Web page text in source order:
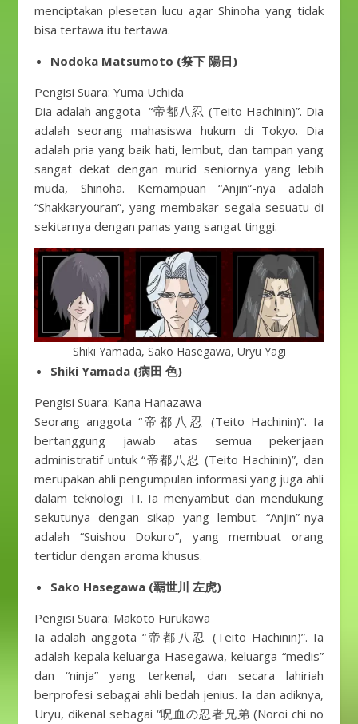
menciptakan plesetan lucu agar Shinoha yang tidak
bisa tertawa itu tertawa.
Nodoka Matsumoto (祭下 陽日)
Pengisi Suara: Yuma Uchida
Dia adalah anggota “帝都八忍 (Teito Hachinin)”. Dia
adalah seorang mahasiswa hukum di Tokyo. Dia
adalah pria yang baik hati, lembut, dan tampan yang
sangat dekat dengan murid seniornya yang lebih
muda, Shinoha. Kemampuan “Anjin”-nya adalah
“Shakkaryouran”, yang membakar segala sesuatu di
sekitarnya dengan panas yang sangat tinggi.
Shiki Yamada, Sako Hasegawa, Uryu Yagi
Shiki Yamada (病田 色)
Pengisi Suara: Kana Hanazawa
Seorang anggota “帝都八忍 (Teito Hachinin)”. Ia
bertanggung jawab atas semua pekerjaan
administratif untuk “帝都八忍 (Teito Hachinin)”, dan
merupakan ahli pengumpulan informasi yang juga ahli
dalam teknologi TI. Ia menyambut dan mendukung
sekutunya dengan sikap yang lembut. “Anjin”-nya
adalah “Suishou Dokuro”, yang membuat orang
tertidur dengan aroma khusus.
Sako Hasegawa (覇世川 左虎)
Pengisi Suara: Makoto Furukawa
Ia adalah anggota “帝都八忍 (Teito Hachinin)”. Ia
adalah kepala keluarga Hasegawa, keluarga “medis”
dan “ninja” yang terkenal, dan secara lahiriah
berprofesi sebagai ahli bedah jenius. Ia dan adiknya,
Uryu, dikenal sebagai “呪血の忍者兄弟 (Noroi chi no